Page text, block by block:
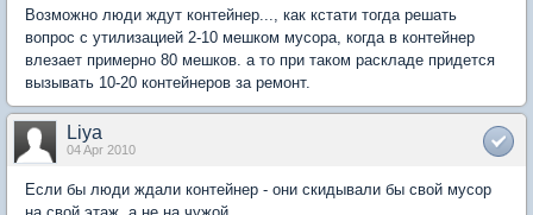
Возможно люди ждут контейнер..., как кстати тогда решать
вопрос с утилизацией 2-10 мешком мусора, когда в контейнер
влезает примерно 80 мешков. а то при таком раскладе придется
вызывать 10-20 контейнеров за ремонт.
Liya
04 Apr 2010
Если бы люди ждали контейнер - они скидывали бы свой мусор